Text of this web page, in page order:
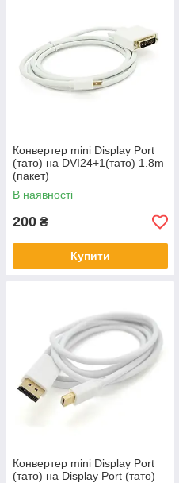
Конвертер mini Display Port
(тато) на DVI24+1(тато) 1.8m
(пакет)
В наявності
200 ₴
Купити
Конвертер mini Display Port
(тато) на Display Port (тато)